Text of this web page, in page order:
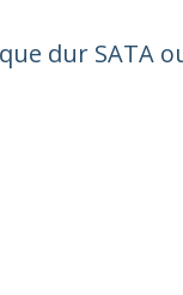
dur SATA